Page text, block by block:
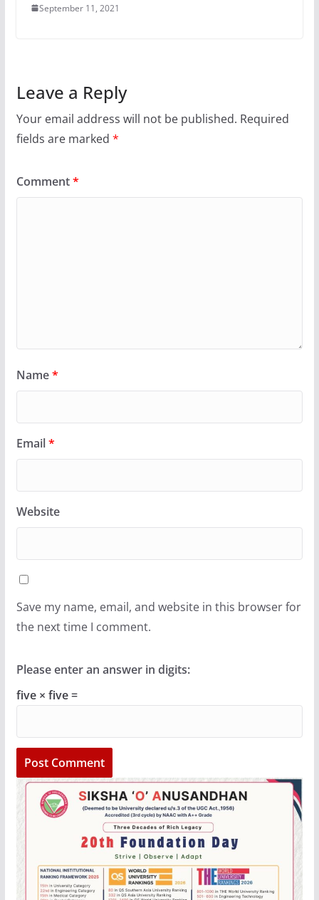
September 11, 2021
Leave a Reply
Your email address will not be published. Required
fields are marked *
Comment*
Name*
Email*
Website
Save my name, email, and website in this browser for
the next time I comment.
Please enter an answer in digits:
five × five =